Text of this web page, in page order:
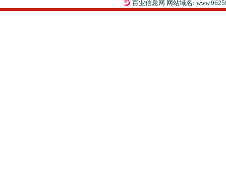
百业信息网 网站域名: